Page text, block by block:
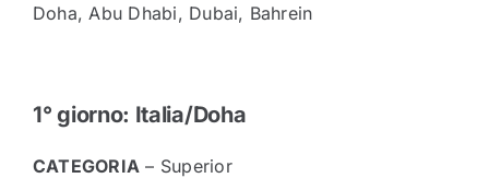
Doha, Abu Dhabi, Dubai, Bahrein
1° giorno: Italia/Doha
CATEGORIA – Superior